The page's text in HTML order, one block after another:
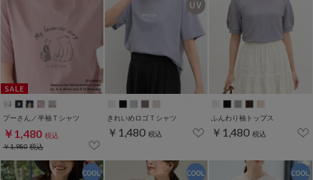
プーさん／半袖Ｔシャツ
￥1,480 税込
￥1,980税込
きれいめロゴＴシャツ
￥1,480 税込
ふんわり袖トップス
￥1,480 税込